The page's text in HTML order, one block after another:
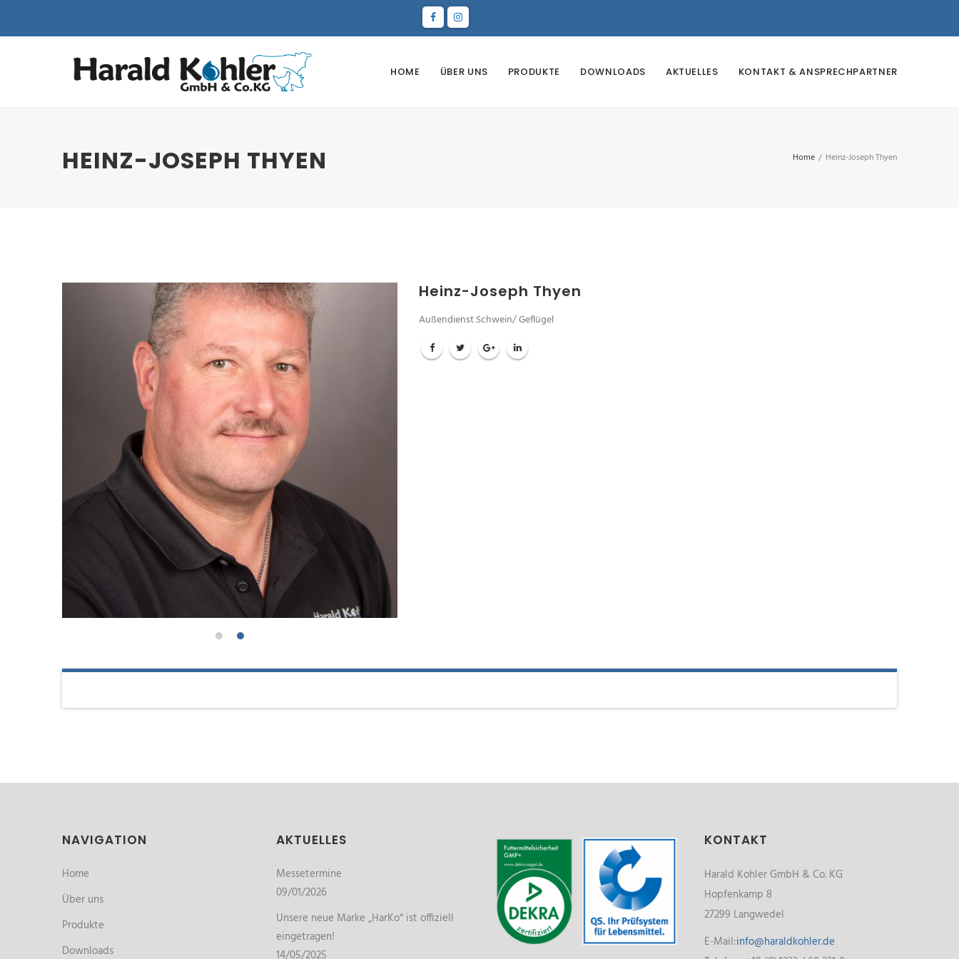
HOME ÜBER UNS PRODUKTE DOWNLOADS AKTUELLES KONTAKT & ANSPRECHPARTNER
HEINZ-JOSEPH THYEN Home / Heinz-Joseph Thyen
Heinz-Joseph Thyen
Außendienst Schwein/ Geflügel
NAVIGATION
Home
Über uns
Produkte
Downloads
AKTUELLES
Messetermine
09/01/2026
Unsere neue Marke „HarKo“ ist offiziell
eingetragen!
14/05/2025
KONTAKT
Harald Kohler GmbH & Co. KG
Hopfenkamp 8
27299 Langwedel
E-Mail:info@haraldkohler.de